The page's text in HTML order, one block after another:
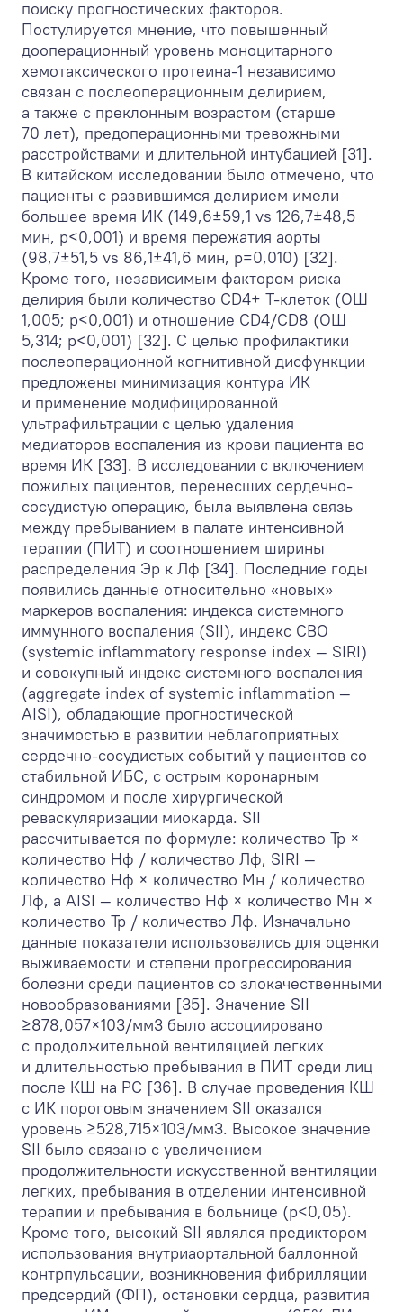
поиску прогностических факторов.
Постулируется мнение, что повышенный
дооперационный уровень моноцитарного
хемотаксического протеина-1 независимо
связан с послеоперационным делирием,
а также с преклонным возрастом (старше
70 лет), предоперационными тревожными
расстройствами и длительной интубацией [31].
В китайском исследовании было отмечено, что
пациенты с развившимся делирием имели
большее время ИК (149,6±59,1 vs 126,7±48,5
мин, p<0,001) и время пережатия аорты
(98,7±51,5 vs 86,1±41,6 мин, p=0,010) [32].
Кроме того, независимым фактором риска
делирия были количество CD4+ Т-клеток (ОШ
1,005; p<0,001) и отношение CD4/CD8 (ОШ
5,314; p<0,001) [32]. С целью профилактики
послеоперационной когнитивной дисфункции
предложены минимизация контура ИК
и применение модифицированной
ультрафильтрации с целью удаления
медиаторов воспаления из крови пациента во
время ИК [33]. В исследовании с включением
пожилых пациентов, перенесших сердечно-
сосудистую операцию, была выявлена связь
между пребыванием в палате интенсивной
терапии (ПИТ) и соотношением ширины
распределения Эр к Лф [34]. Последние годы
появились данные относительно «новых»
маркеров воспаления: индекса системного
иммунного воспаления (SII), индекс СВО
(systemic inflammatory response index — SIRI)
и совокупный индекс системного воспаления
(aggregate index of systemic inflammation —
AISI), обладающие прогностической
значимостью в развитии неблагоприятных
сердечно-сосудистых событий у пациентов со
стабильной ИБС, с острым коронарным
синдромом и после хирургической
реваскуляризации миокарда. SII
рассчитывается по формуле: количество Тр ×
количество Нф / количество Лф, SIRI —
количество Нф × количество Мн / количество
Лф, а AISI — количество Нф × количество Мн ×
количество Тр / количество Лф. Изначально
данные показатели использовались для оценки
выживаемости и степени прогрессирования
болезни среди пациентов со злокачественными
новообразованиями [35]. Значение SII
≥878,057×103/мм3 было ассоциировано
с продолжительной вентиляцией легких
и длительностью пребывания в ПИТ среди лиц
после КШ на РС [36]. В случае проведения КШ
с ИК пороговым значением SII оказался
уровень ≥528,715×103/мм3. Высокое значение
SII было связано с увеличением
продолжительности искусственной вентиляции
легких, пребывания в отделении интенсивной
терапии и пребывания в больнице (p<0,05).
Кроме того, высокий SII являлся предиктором
использования внутриаортальной баллонной
контрпульсации, возникновения фибрилляции
предсердий (ФП), остановки сердца, развития